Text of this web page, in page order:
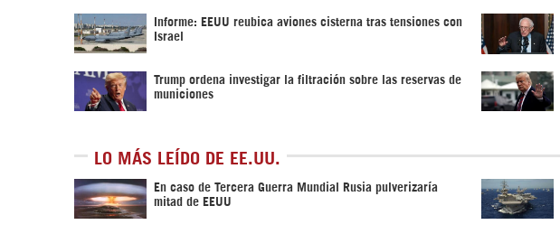
Informe: EEUU reubica aviones cisterna tras tensiones con
Israel
Trump ordena investigar la filtración sobre las reservas de
municiones
LO MÁS LEÍDO DE EE.UU.
En caso de Tercera Guerra Mundial Rusia pulverizaría
mitad de EEUU